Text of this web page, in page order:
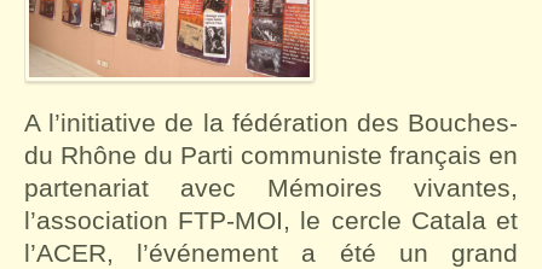
A l’initiative de la fédération des Bouches-
du Rhône du Parti communiste français en
partenariat avec Mémoires vivantes,
l’association FTP-MOI, le cercle Catala et
l’ACER, l’événement a été un grand